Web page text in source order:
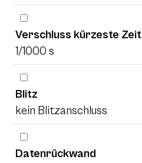
Verschluss kürzeste Zeit
1/1000 s
Blitz
kein Blitzanschluss
Datenrückwand